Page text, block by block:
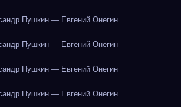
Пушкин — Евгений Онегин
Пушкин — Евгений Онегин
Пушкин — Евгений Онегин
Пушкин — Евгений Онегин